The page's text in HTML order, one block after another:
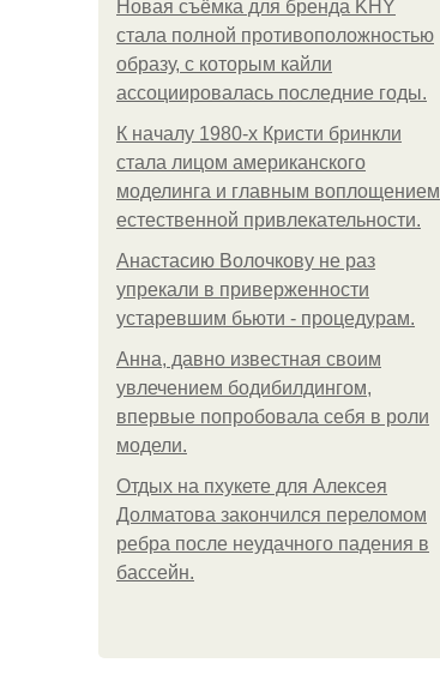
Новая съёмка для бренда KHY
стала полной противоположностью
образу, с которым кайли
ассоциировалась последние годы.
К началу 1980-х Кристи бринкли
стала лицом американского
моделинга и главным воплощением
естественной привлекательности.
Анастасию Волочкову не раз
упрекали в приверженности
устаревшим бьюти - процедурам.
Анна, давно известная своим
увлечением бодибилдингом,
впервые попробовала себя в роли
модели.
Отдых на пхукете для Алексея
Долматова закончился переломом
ребра после неудачного падения в
бассейн.